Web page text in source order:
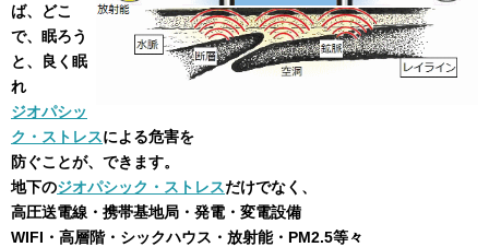
ば、どこ
で、眠ろう
と、良く眠
れ
ジオパシッ
ク・ストレスによる危害を
防ぐことが、できます。
地下のジオパシック・ストレスだけでなく、
高圧送電線・携帯基地局・発電・変電設備
WIFI・高層階・シックハウス・放射能・PM2.5等々